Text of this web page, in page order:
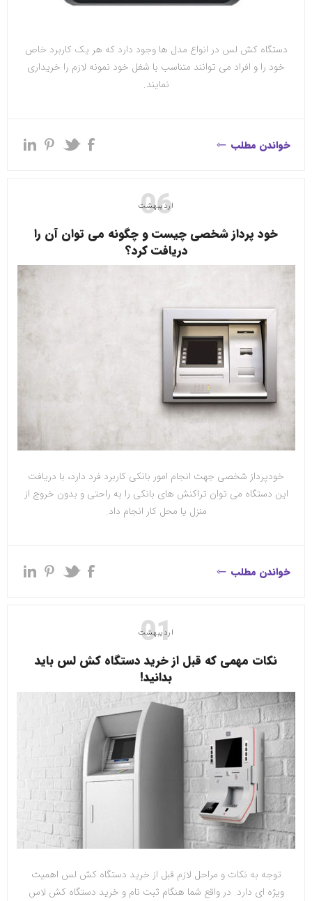
دستگاه کش لس در انواع مدل ها وجود دارد که هر یک کاربرد خاص
خود را و افراد می توانند متناسب با شغل خود نمونه لازم‌ را خریداری
نمایند.
خواندن مطلب
06
اردیبهشت
خود پرداز شخصی چیست و چگونه می توان آن را
دریافت کرد؟
خودپرداز شخصی جهت انجام امور بانکی کاربرد فرد دارد، با دریافت
این دستگاه می توان تراکنش های بانکی را به راحتی و بدون خروج از
منزل یا محل کار انجام داد.
خواندن مطلب
01
اردیبهشت
نکات مهمی که قبل از خرید دستگاه کش لس باید
بدانید!
توجه به نکات و مراحل لازم قبل از خرید دستگاه کش لس اهمیت
ویژه ای دارد. در واقع شما هنگام ثبت نام و خرید دستگاه کش لاس